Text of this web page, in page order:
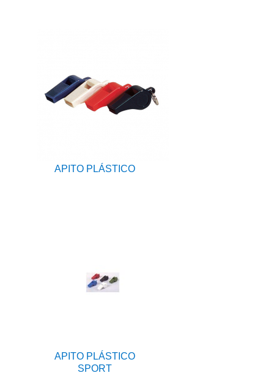
APITO PLÁSTICO
APITO PLÁSTICO
SPORT